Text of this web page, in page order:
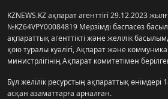
KZNEWS.KZ ақпарат агенттігі 29.12.2023
№KZ64VPY00084819 Мерзімді баспасөз
ақпараттық агенттікті және желілік
қою туралы куәлігі, Ақпарат және
министрлігінің Ақпарат комитетімен
Бұл желілік ресурстың ақпараттық өнімдері
асқан азаматтарға арналған.